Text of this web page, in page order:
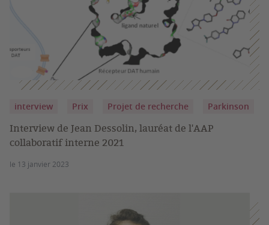
interview Prix Projet de recherche Parkinson
Interview de Jean Dessolin, lauréat de l'AAP
collaboratif interne 2021
le 13 janvier 2023